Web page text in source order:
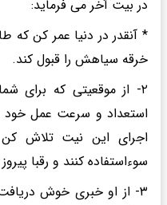
در بیت آخر می فرماید:
* آنقدر در دنیا عمر کن که
خرقه سیاهش را قبول کند.
۲- از موقعیتی که برای
استعداد و سرعت عمل خود
اجرای این نیت تلاش
سوءاستفاده کنند و رقبا
۳- از او خبری خوش